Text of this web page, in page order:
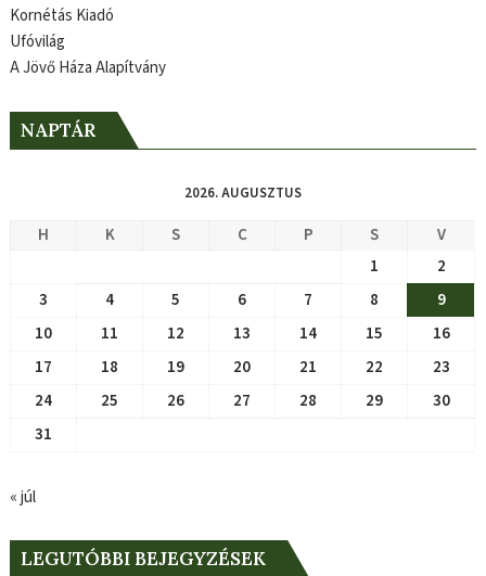
Kornétás Kiadó
Ufóvilág
A Jövő Háza Alapítvány
NAPTÁR
2026. AUGUSZTUS
H K S C P S
V
1
2
3
4 5 6 7 8
9
10
11 12 13 14 15
16
17
18 19 20 21 22
23
24
25 26 27 28 29
30
31
« júl
LEGUTÓBBI BEJEGYZÉSEK